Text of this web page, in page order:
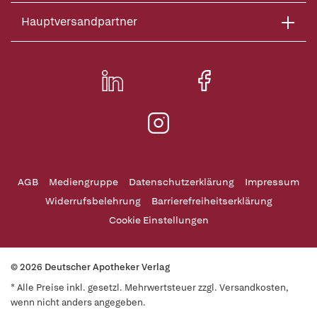
Hauptversandpartner
AGB Mediengruppe Datenschutzerklärung
Impressum
Widerrufsbelehrung
Barrierefreiheitserklärung
Cookie Einstellungen
© 2026 Deutscher Apotheker Verlag
* Alle Preise inkl. gesetzl. Mehrwertsteuer zzgl. Versandkosten,
wenn nicht anders angegeben.